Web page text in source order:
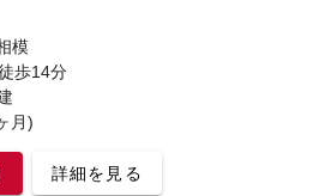
模
歩14分
月)
詳細を見る